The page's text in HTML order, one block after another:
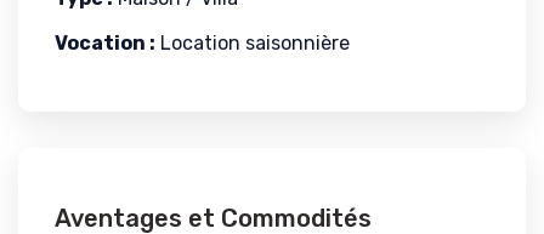
Vocation : Location saisonnière
Aventages et Commodités